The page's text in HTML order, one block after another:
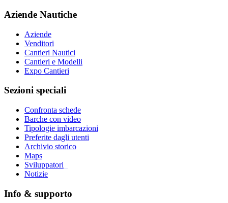
Aziende Nautiche
Aziende
Venditori
Cantieri Nautici
Cantieri e Modelli
Expo Cantieri
Sezioni speciali
Confronta schede
Barche con video
Tipologie imbarcazioni
Preferite dagli utenti
Archivio storico
Maps
Sviluppatori
Notizie
Info & supporto